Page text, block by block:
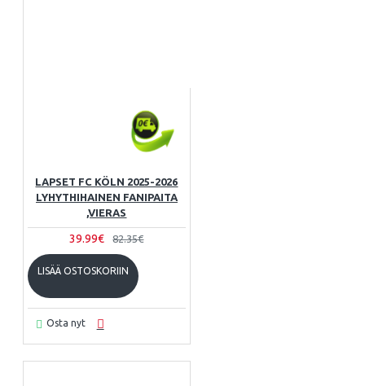
LAPSET FC KÖLN 2025-2026
LYHYTHIHAINEN FANIPAITA
,VIERAS
39.99€ 82.35€
LISÄÄ OSTOSKORIIN
Osta nyt